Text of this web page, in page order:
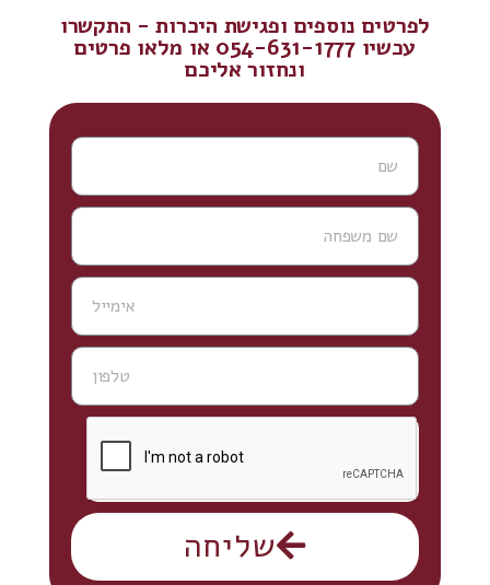
לפרטים נוספים ופגישת היכרות - התקשרו
עכשיו 054-631-1777 או מלאו פרטים
ונחזור אליכם
שליחה